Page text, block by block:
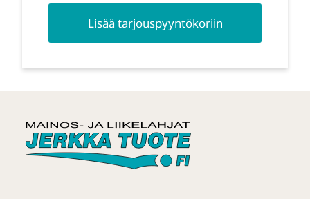
Lisää tarjouspyyntökoriin